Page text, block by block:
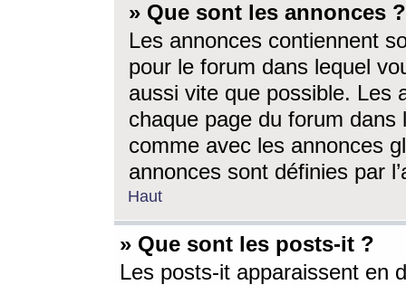
» Que sont les annonces ?
Les annonces contiennent
pour le forum dans lequel
aussi vite que possible. Les
chaque page du forum dans
comme avec les annonces
annonces sont définies par
Haut
» Que sont les posts-it ?
Les posts-it apparaissent en